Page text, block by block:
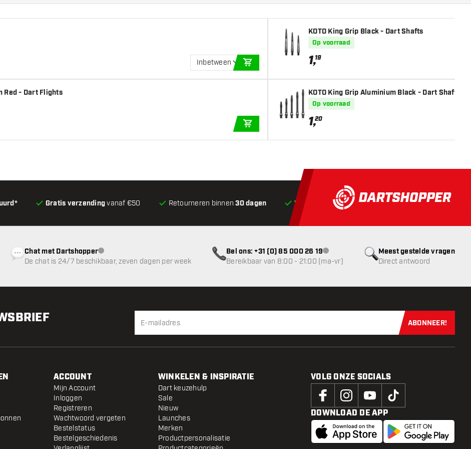
Inbetween
Red - Dart Flights
KOTO King Grip Black - Dart Shafts
Op voorraad
1,19
KOTO King Grip Aluminium Black - Dart Shafts
Op voorraad
1,20
Gratis verzendingvanaf €50 Retourneren binnen30 dagen Voor 22:00 besteld,vandaag verstuurd*
Meest gestelde vragen
Direct antwoord
Chat met Dartshopperklantenservice niet beschikbaar
De chat is 24/7 beschikbaar, zeven dagen per week
Bel ons: +31 (0) 85 000 26 19klantenservice niet beschikbaar
Bereikbaar van 8:00 - 21:00 (ma-vr)
Schrijf je
ABONNEER!
ACCOUNT
Mijn Account
Inloggen
Registreren
Wachtwoord vergeten
Bestelstatus
Bestelgeschiedenis
WINKELEN & INSPIRATIE
Dart keuzehulp
Sale
Nieuw
Launches
Merken
Productpersonalisatie
VOLG ONZE SOCIALS
DOWNLOAD DE APP